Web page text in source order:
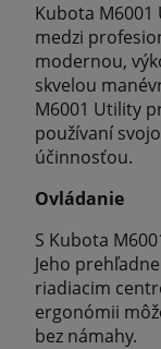
Kubota
medzi
modernou,
skvelou
M6001 Utility
používaní
účinnosťou.
Ovládanie
S Kubota
Jeho
riadiacim
ergonómii
bez námahy.